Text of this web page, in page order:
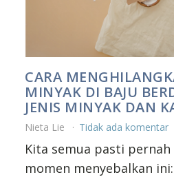
CARA
MINYAK DI BAJU
JENIS MINYAK DAN
Nieta Lie Tidak ada komentar
Kita semua pasti
momen menyebalkan